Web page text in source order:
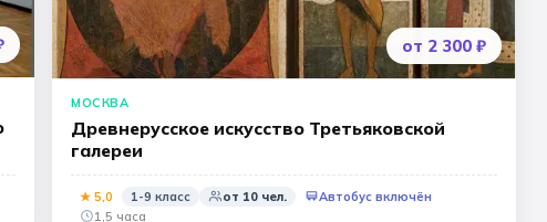
Санкт-Петербург
Золотое кольцо
от 2 300 ₽
МОСКВА
Древнерусское искусство Третьяковской
галереи
★5,0 1-9 класс от 10 чел.
Автобус включён
1,5 часа